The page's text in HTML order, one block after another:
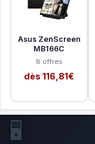
Asus ZenScreen
MB166C
8 offres
dès 116,81€
🖥️